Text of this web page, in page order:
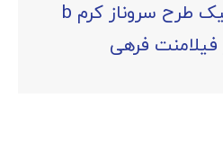
فرش ماشینی کلاسیک طرح سروناز کرم b